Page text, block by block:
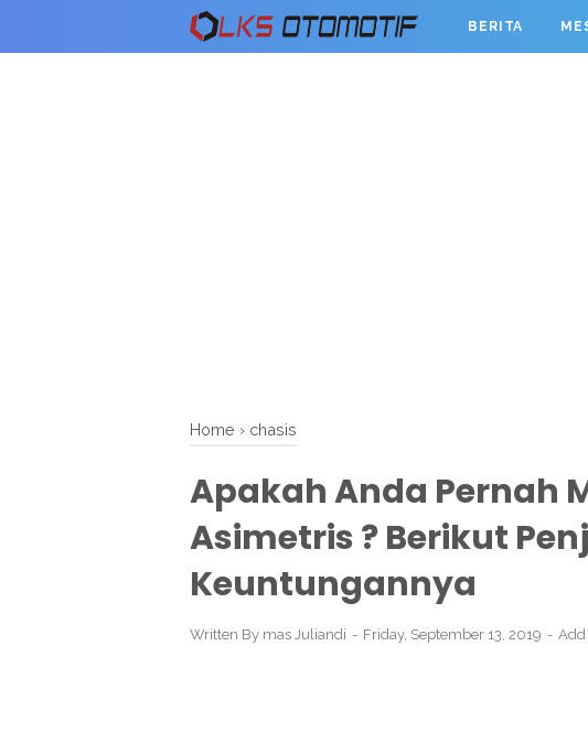
BERITA
Home › chasis
Apakah Anda Pernah
Asimetris ? Berikut
Keuntungannya
Written By mas Juliandi Friday, September 13, 2019